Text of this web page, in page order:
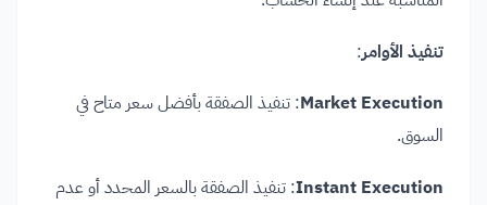
تنفيذ الأوامر:
Market Execution: تنفيذ الصفقة بأفضل سعر متاح في
السوق.
Instant Execution: تنفيذ الصفقة بالسعر المحدد أو عدم